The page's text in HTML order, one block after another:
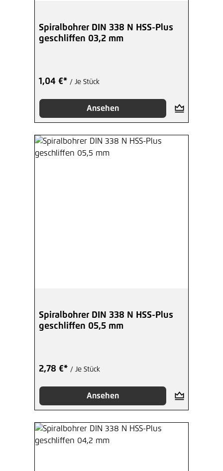
Spiralbohrer DIN 338 N HSS-Plus
geschliffen 03,2 mm
1,04 €* / Je Stück
Ansehen
Spiralbohrer DIN 338 N HSS-Plus
geschliffen 05,5 mm
2,78 €* / Je Stück
Ansehen